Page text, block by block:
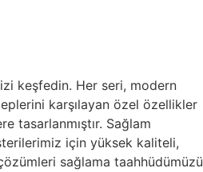
keşfedin. Her seri, modern
karşılayan özel özellikler
tasarlanmıştır. Sağlam
için yüksek kaliteli,
sağlama taahhüdümüzü